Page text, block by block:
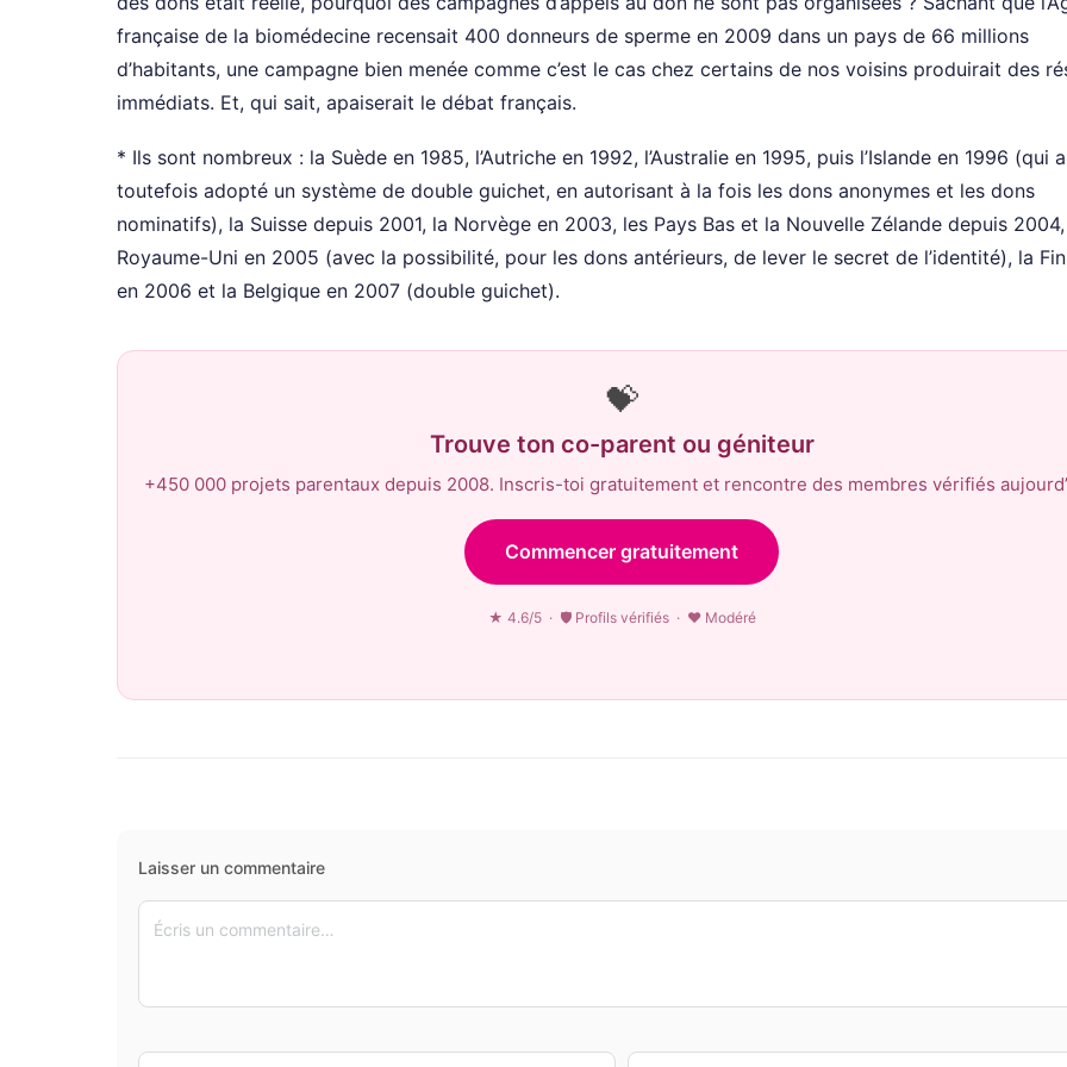
française de la biomédecine recensait 400 donneurs de sperme en 2009 dans un pays de 66 millions
d’habitants, une campagne bien menée comme c’est le cas chez certains de nos voisins produirait des
immédiats. Et, qui sait, apaiserait le débat français.
* Ils sont nombreux : la Suède en 1985, l’Autriche en 1992, l’Australie en 1995, puis l’Islande en 1996 (qui a
toutefois adopté un système de double guichet, en autorisant à la fois les dons anonymes et les dons
nominatifs), la Suisse depuis 2001, la Norvège en 2003, les Pays Bas et la Nouvelle Zélande depuis
Royaume-Uni en 2005 (avec la possibilité, pour les dons antérieurs, de lever le secret de l’identité), la
en 2006 et la Belgique en 2007 (double guichet).
💝
Trouve ton co-parent ou géniteur
+450 000 projets parentaux depuis 2008. Inscris-toi gratuitement et rencontre des membres vérifiés
Commencer gratuitement
★ 4.6/5 · 🛡 Profils vérifiés · ♥ Modéré
Laisser un commentaire